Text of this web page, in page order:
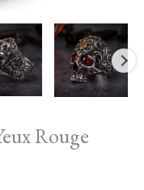
Rouge